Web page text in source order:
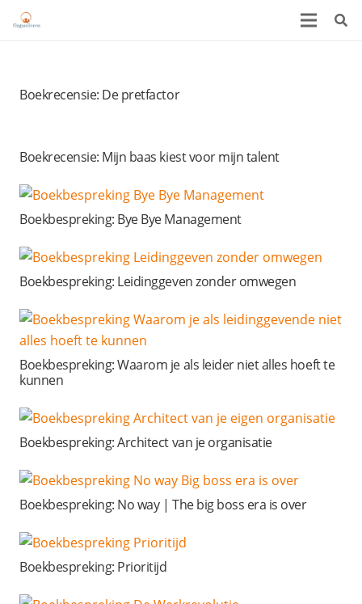
Boekrecensie: De pretfactor
Boekrecensie: Mijn baas kiest voor mijn talent
Boekbespreking: Bye Bye Management
Boekbespreking: Leidinggeven zonder omwegen
Boekbespreking: Waarom je als leider niet alles hoeft te
kunnen
Boekbespreking: Architect van je organisatie
Boekbespreking: No way | The big boss era is over
Boekbespreking: Prioritijd